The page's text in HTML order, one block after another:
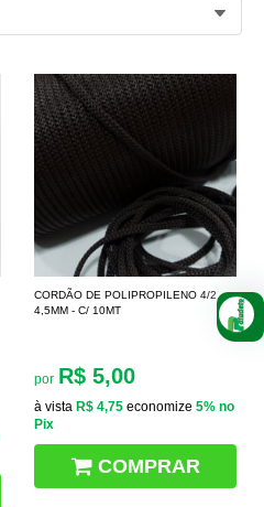
CORDÃO DE POLIPROPILENO 4/2 -
4,5MM - C/ 10MT
por R$ 5,00
à vista R$ 4,75 economize 5% no
Pix
COMPRAR